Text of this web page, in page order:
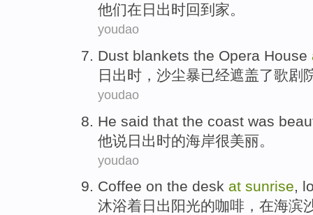
他们在 日出时回到 家。
youdao
Dust blankets the Opera House
日出时， 沙尘暴已经遮盖了歌剧
youdao
He said that the coast was
他说日出时的海岸很美丽。
youdao
Coffee on the desk at sunrise,
沐浴着 日出 阳光的咖啡 ， 在海滨